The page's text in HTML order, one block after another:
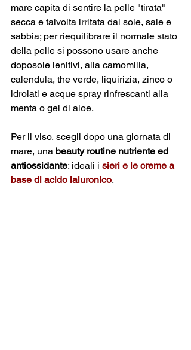
mare capita di sentire la pelle "tirata"
secca e talvolta irritata dal sole, sale e
sabbia; per riequilibrare il normale stato
della pelle si possono usare anche
doposole lenitivi, alla camomilla,
calendula, the verde, liquirizia, zinco o
idrolati e acque spray rinfrescanti alla
menta o gel di aloe.
Per il viso, scegli dopo una giornata di
mare, una beauty routine nutriente ed
antiossidante: ideali i sieri e le creme a
base di acido ialuronico.